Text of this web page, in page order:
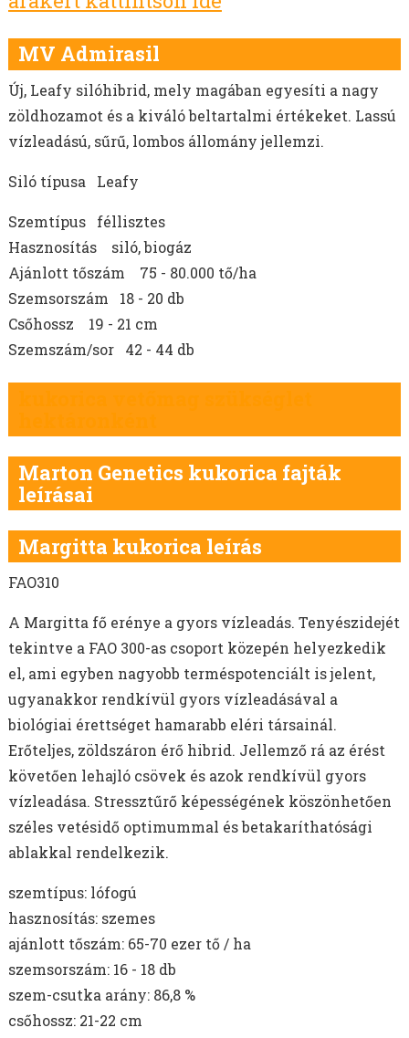
SZARVASKEREP VETŐMAG
CIROK VETŐMAG
KUKORICA VETŐMAG
BÜKKÖNY VETŐMAG
FACÉLIA VETŐMAG
BALTACÍM VETŐMAG
MÉHLEGELŐ KEVERÉKEK
VADLEGELŐ KEVERÉKEK
MUSTÁRMAG VETŐMAG
OLAJRETEK VETŐMAG
SOMKÓRÓ VETŐMAG
GABONÁK - TAVASZI
GABONÁK - ŐSZI
SZÓJA VETŐMAG
ÉVELŐ ROZS VETŐMAG
REPCE
POHÁNKA/HAJDINA VETŐMAG
GÖRÖGSZÉNA VETŐMAG
CSILLAGFÜRT VETŐMAG
CSICSERIBORSÓ VETŐMAG
LÓBAB VETŐMAG
ŐSZI LENCSE VETŐMAG
OLAJLEN, OLAJTÖK VETŐMAG
FÉNYMAG VETŐMAG
NAPRAFORGÓ VETŐMAG
MÁK VETŐMAG
AKG TÁMOGATÁS
MELORÁCIÓS RETEK VETŐMAG
MV Admirasil
Új, Leafy silóhibrid, mely magában egyesíti a nagy
zöldhozamot és a kiváló beltartalmi értékeket. Lassú
vízleadású, sűrű, lombos állomány jellemzi.
Siló típusa ​Leafy
Szemtípus féllisztes
Hasznosítás siló, biogáz
Ajánlott tőszám 75 - 80.000 tő/ha
Szemsorszám 18 - 20 db
Csőhossz 19 - 21 cm
Szemszám/sor 42 - 44 db
Marton Genetics kukorica fajták
leírásai
Margitta kukorica leírás
FAO310
A Margitta fő erénye a gyors vízleadás. Tenyészidejét
tekintve a FAO 300-as csoport közepén helyezkedik
el, ami egyben nagyobb terméspotenciált is jelent,
ugyanakkor rendkívül gyors vízleadásával a
biológiai érettséget hamarabb eléri társainál.
Erőteljes, zöldszáron érő hibrid. Jellemző rá az érést
követően lehajló csövek és azok rendkívül gyors
vízleadása. Stressztűrő képességének köszönhetően
széles vetésidő optimummal és betakaríthatósági
ablakkal rendelkezik.
szemtípus: lófogú
hasznosítás: szemes
ajánlott tőszám: 65-70 ezer tő / ha
szemsorszám: 16 - 18 db
szem-csutka arány: 86,8 %
csőhossz: 21-22 cm